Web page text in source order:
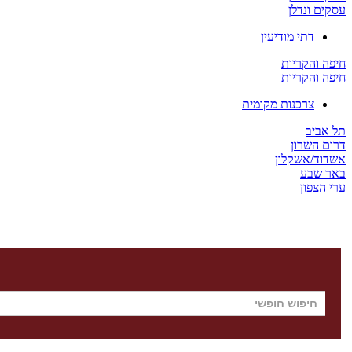
עסקים ונדלן
דתי מודיעין
חיפה והקריות
חיפה והקריות
צרכנות מקומית
תל אביב
דרום השרון
אשדוד/אשקלון
באר שבע
ערי הצפון